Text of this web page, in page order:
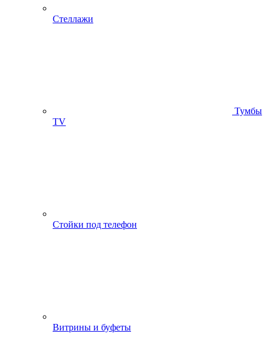
Стеллажи
Тумбы
ТV
Стойки под телефон
Витрины и буфеты